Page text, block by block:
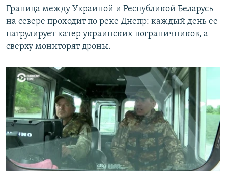
Граница между Украиной и Республикой Беларусь
на севере проходит по реке Днепр: каждый день ее
патрулирует катер украинских пограничников, а
сверху мониторят дроны.